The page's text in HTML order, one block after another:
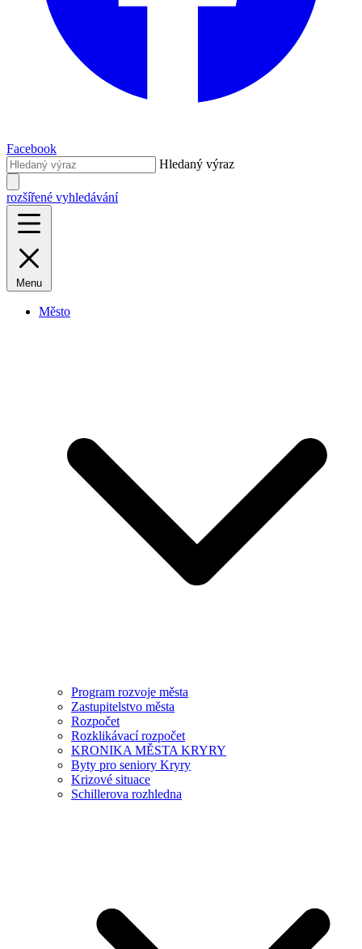
Facebook
Hledaný výraz
rozšířené vyhledávání
Menu
Město
Program rozvoje města
Zastupitelstvo města
Rozpočet
Rozklikávací rozpočet
KRONIKA MĚSTA KRYRY
Byty pro seniory Kryry
Krizové situace
Schillerova rozhledna